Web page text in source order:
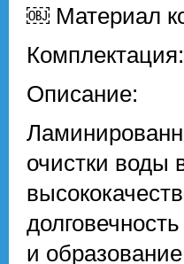
￼ Материал
Описание:
очистки воды
и